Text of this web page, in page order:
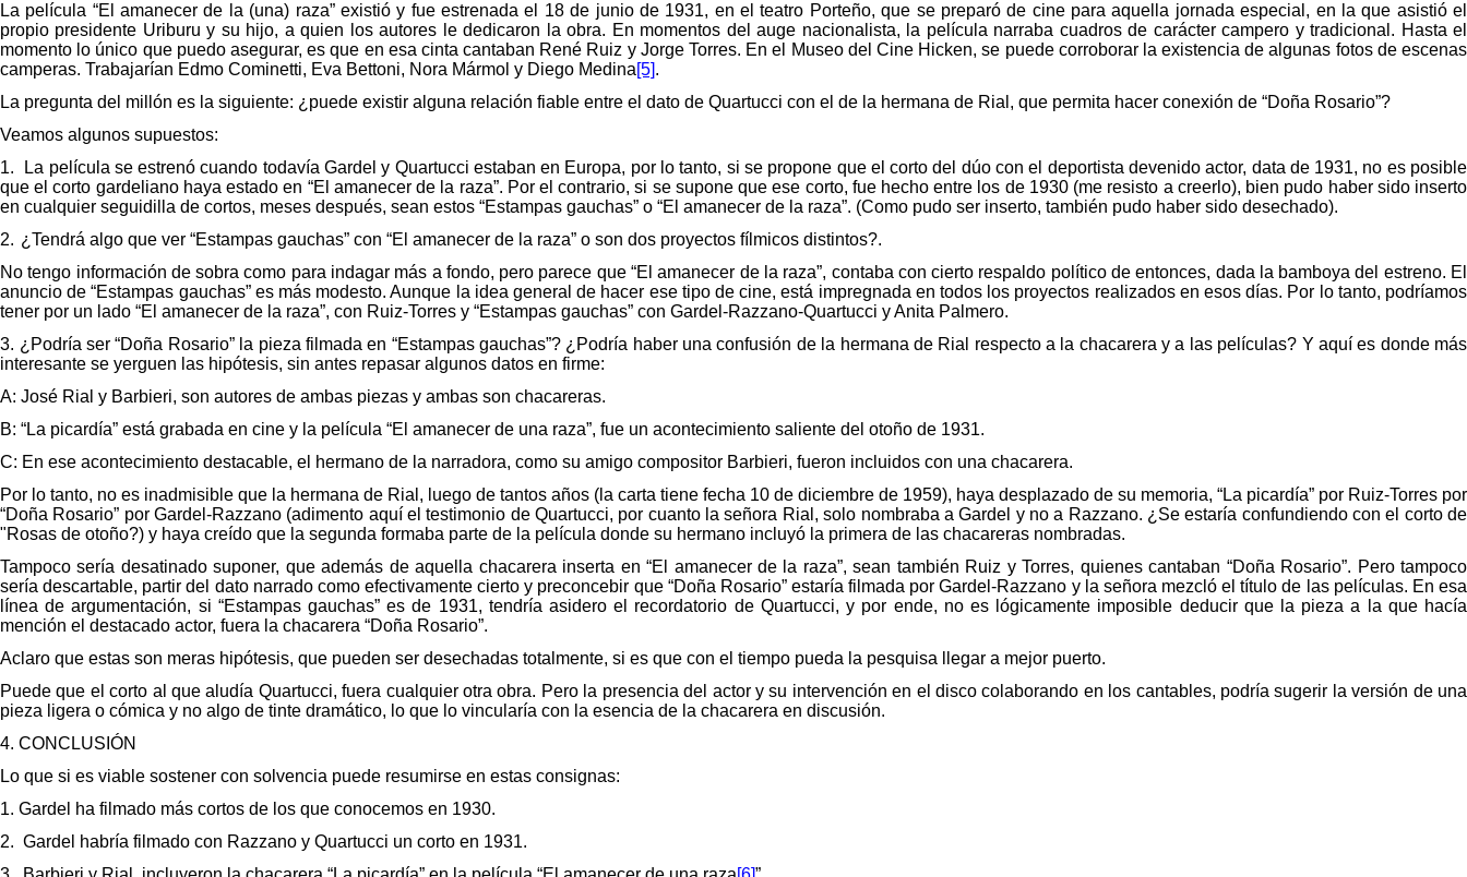
La película “El amanecer de la (una) raza” existió y fue estrenada el 18 de junio de 1931, en el teatro Porteño, que se preparó de cine para aquella jornada especial, en la que asistió el
propio presidente Uriburu y su hijo, a quien los autores le dedicaron la obra. En momentos del auge nacionalista, la película narraba cuadros de carácter campero y tradicional. Hasta el
momento lo único que puedo asegurar, es que en esa cinta cantaban René Ruiz y Jorge Torres. En el Museo del Cine Hicken, se puede corroborar la existencia de algunas fotos de escenas
camperas. Trabajarían Edmo Cominetti, Eva Bettoni, Nora Mármol y Diego Medina[5].
La pregunta del millón es la siguiente: ¿puede existir alguna relación fiable entre el dato de Quartucci con el de la hermana de Rial, que permita hacer conexión de “Doña Rosario”?
Veamos algunos supuestos:
1.
La película se estrenó cuando todavía Gardel y Quartucci estaban en Europa, por lo tanto, si se propone que el corto del dúo con el deportista devenido actor, data de 1931, no es posible
que el corto gardeliano haya estado en “El amanecer de la raza”. Por el contrario, si se supone que ese corto, fue hecho entre los de 1930 (me resisto a creerlo), bien pudo haber sido inserto
en cualquier seguidilla de cortos, meses después, sean estos “Estampas gauchas” o “El amanecer de la raza”. (Como pudo ser inserto, también pudo haber sido desechado).
2. ¿Tendrá algo que ver “Estampas gauchas” con “El amanecer de la raza” o son dos proyectos fílmicos distintos?.
No tengo información de sobra como para indagar más a fondo, pero parece que “El amanecer de la raza”, contaba con cierto respaldo político de entonces, dada la bamboya del estreno. El
anuncio de “Estampas gauchas” es más modesto. Aunque la idea general de hacer ese tipo de cine, está impregnada en todos los proyectos realizados en esos días. Por lo tanto, podríamos
tener por un lado “El amanecer de la raza”, con Ruiz-Torres y “Estampas gauchas” con Gardel-Razzano-Quartucci y Anita Palmero.
3. ¿Podría ser “Doña Rosario” la pieza filmada en “Estampas gauchas”? ¿Podría haber una confusión de la hermana de Rial respecto a la chacarera y a las películas? Y aquí es donde más
interesante se yerguen las hipótesis, sin antes repasar algunos datos en firme:
A: José Rial y Barbieri, son autores de ambas piezas y ambas son chacareras.
B: “La picardía” está grabada en cine y la película “El amanecer de una raza”, fue un acontecimiento saliente del otoño de 1931.
C: En ese acontecimiento destacable, el hermano de la narradora, como su amigo compositor Barbieri, fueron incluidos con una chacarera.
Por lo tanto, no es inadmisible que la hermana de Rial, luego de tantos años (la carta tiene fecha 10 de diciembre de 1959), haya desplazado de su memoria, “La picardía” por Ruiz-Torres por
“Doña Rosario” por Gardel-Razzano (adimento aquí el testimonio de Quartucci, por cuanto la señora Rial, solo nombraba a Gardel y no a Razzano. ¿Se estaría confundiendo con el corto de
"Rosas de otoño?) y haya creído que la segunda formaba parte de la película donde su hermano incluyó la primera de las chacareras nombradas.
Tampoco sería desatinado suponer, que además de aquella chacarera inserta en “El amanecer de la raza”, sean también Ruiz y Torres, quienes cantaban “Doña Rosario”. Pero tampoco
sería descartable, partir del dato narrado como efectivamente cierto y preconcebir que “Doña Rosario” estaría filmada por Gardel-Razzano y la señora mezcló el título de las películas. En esa
línea de argumentación, si “Estampas gauchas” es de 1931, tendría asidero el recordatorio de Quartucci, y por ende, no es lógicamente imposible deducir que la pieza a la que hacía
mención el destacado actor, fuera la chacarera “Doña Rosario”.
Aclaro que estas son meras hipótesis, que pueden ser desechadas totalmente, si es que con el tiempo pueda la pesquisa llegar a mejor puerto.
Puede que el corto al que aludía Quartucci, fuera cualquier otra obra. Pero la presencia del actor y su intervención en el disco colaborando en los cantables, podría sugerir la versión de una
pieza ligera o cómica y no algo de tinte dramático, lo que lo vincularía con la esencia de la chacarera en discusión.
4. CONCLUSIÓN
Lo que si es viable sostener con solvencia puede resumirse en estas consignas:
1. Gardel ha filmado más cortos de los que conocemos en 1930.
2. Gardel habría filmado con Razzano y Quartucci un corto en 1931.